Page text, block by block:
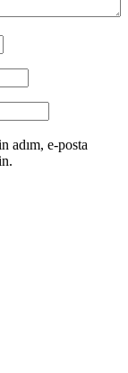
adım, e-posta